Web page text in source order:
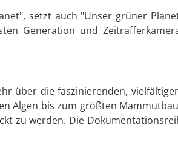
setzt auch "Unser grüner
Generation und
über die faszinierenden,
Algen bis zum größten
zu werden. Die